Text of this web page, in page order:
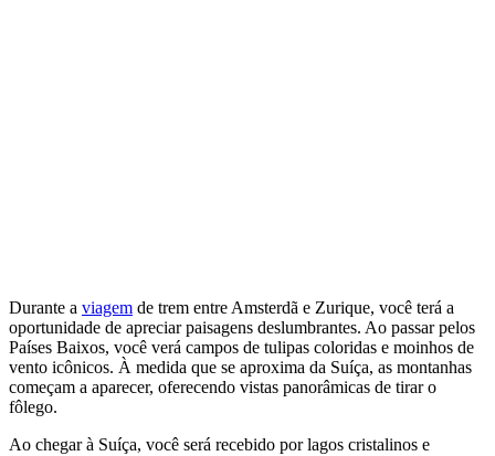
Durante a viagem de trem entre Amsterdã e Zurique, você terá a
oportunidade de apreciar paisagens deslumbrantes. Ao passar pelos
Países Baixos, você verá campos de tulipas coloridas e moinhos de
vento icônicos. À medida que se aproxima da Suíça, as montanhas
começam a aparecer, oferecendo vistas panorâmicas de tirar o
fôlego.
Ao chegar à Suíça, você será recebido por lagos cristalinos e